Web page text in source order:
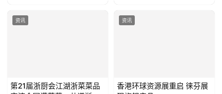
资讯
第21届浙厨会江湖浙菜菜品
资讯
香港环球资源展重启 徕芬展